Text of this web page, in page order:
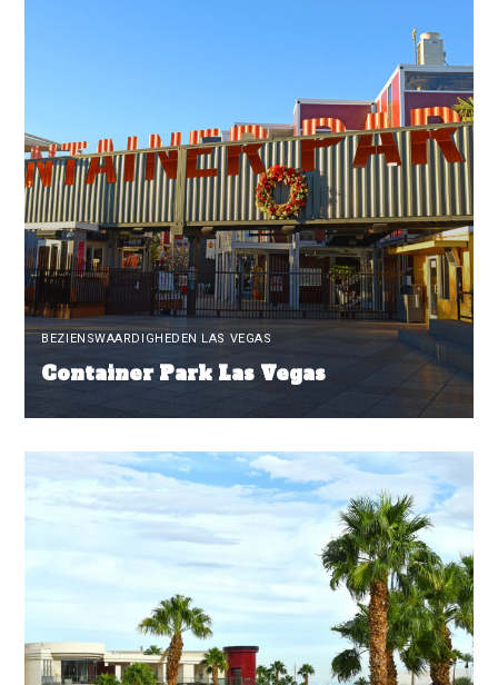
BEZIENSWAARDIGHEDEN LAS VEGAS
Container Park Las Vegas